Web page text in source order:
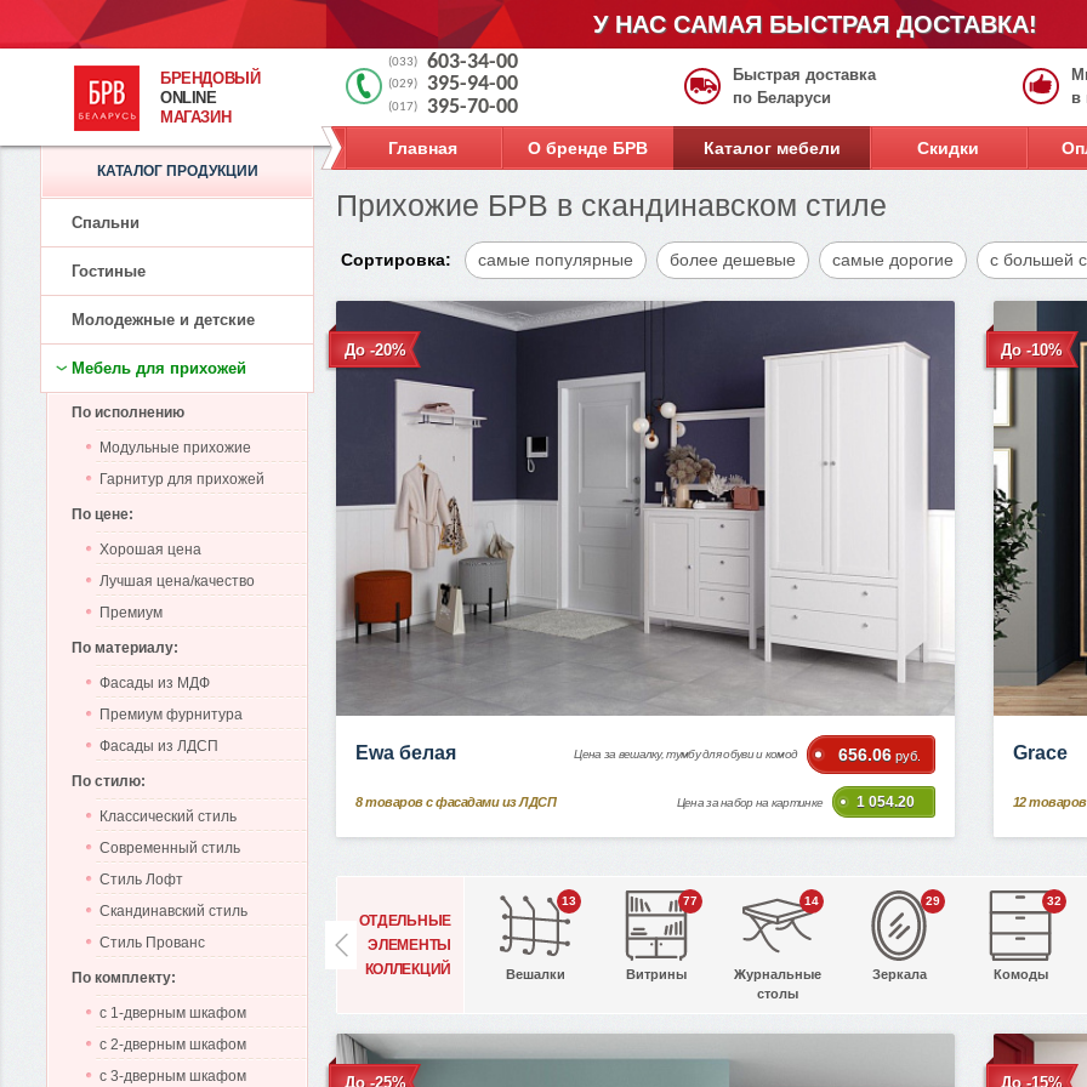
У НАС САМАЯ БЫСТРАЯ ДОСТАВКА!
БРЕНДОВЫЙ
ONLINE
МАГАЗИН
(033) 603-34-00
(029) 395-94-00
(017) 395-70-00
Быстрая доставка
по Беларуси
в
Главная О бренде БРВ Каталог мебели Скидки
Прихожие БРВ в скандинавском стиле
Сортировка: самые популярные более дешевые самые дорогие с большей
До -20%
Ewa белая Цена за вешалку, тумбу для обуви и комод 656.06 руб.
8 товаров с фасадами из ЛДСП Цена за набор на картинке 1 054.20
До -10%
Grace
12
ОТДЕЛЬНЫЕ
ЭЛЕМЕНТЫ
КОЛЛЕКЦИЙ
13
Вешалки
77
Витрины
14
Журнальные
столы
29
Зеркала
32
Комоды
До -25% До -15%
КАТАЛОГ ПРОДУКЦИИ
Спальни
Гостиные
Молодежные и детские
Мебель для прихожей
По исполнению
Модульные прихожие
Гарнитур для прихожей
По цене:
Хорошая цена
Лучшая цена/качество
Премиум
По материалу:
Фасады из МДФ
Премиум фурнитура
Фасады из ЛДСП
По стилю:
Классический стиль
Современный стиль
Стиль Лофт
Скандинавский стиль
Стиль Прованс
По комплекту:
с 1-дверным шкафом
с 2-дверным шкафом
с 3-дверным шкафом